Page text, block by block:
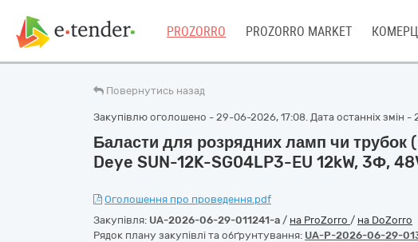
PROZORRO PROZORRO MARKET
Повернутись назад
Закупівлю оголошено - 29-06-2026, 17:08. Дата останніх змін -
Баласти для розрядних ламп чи трубок (
Deye SUN-12K-SG04LP3-EU 12kW, 3Ф,
Оголошення про проведення.pdf
Закупівля: UA-2026-06-29-011241-a / на ProZorro / на DoZorro
Рядок плану закупівлі та обґрунтування: UA-P-2026-06-29-